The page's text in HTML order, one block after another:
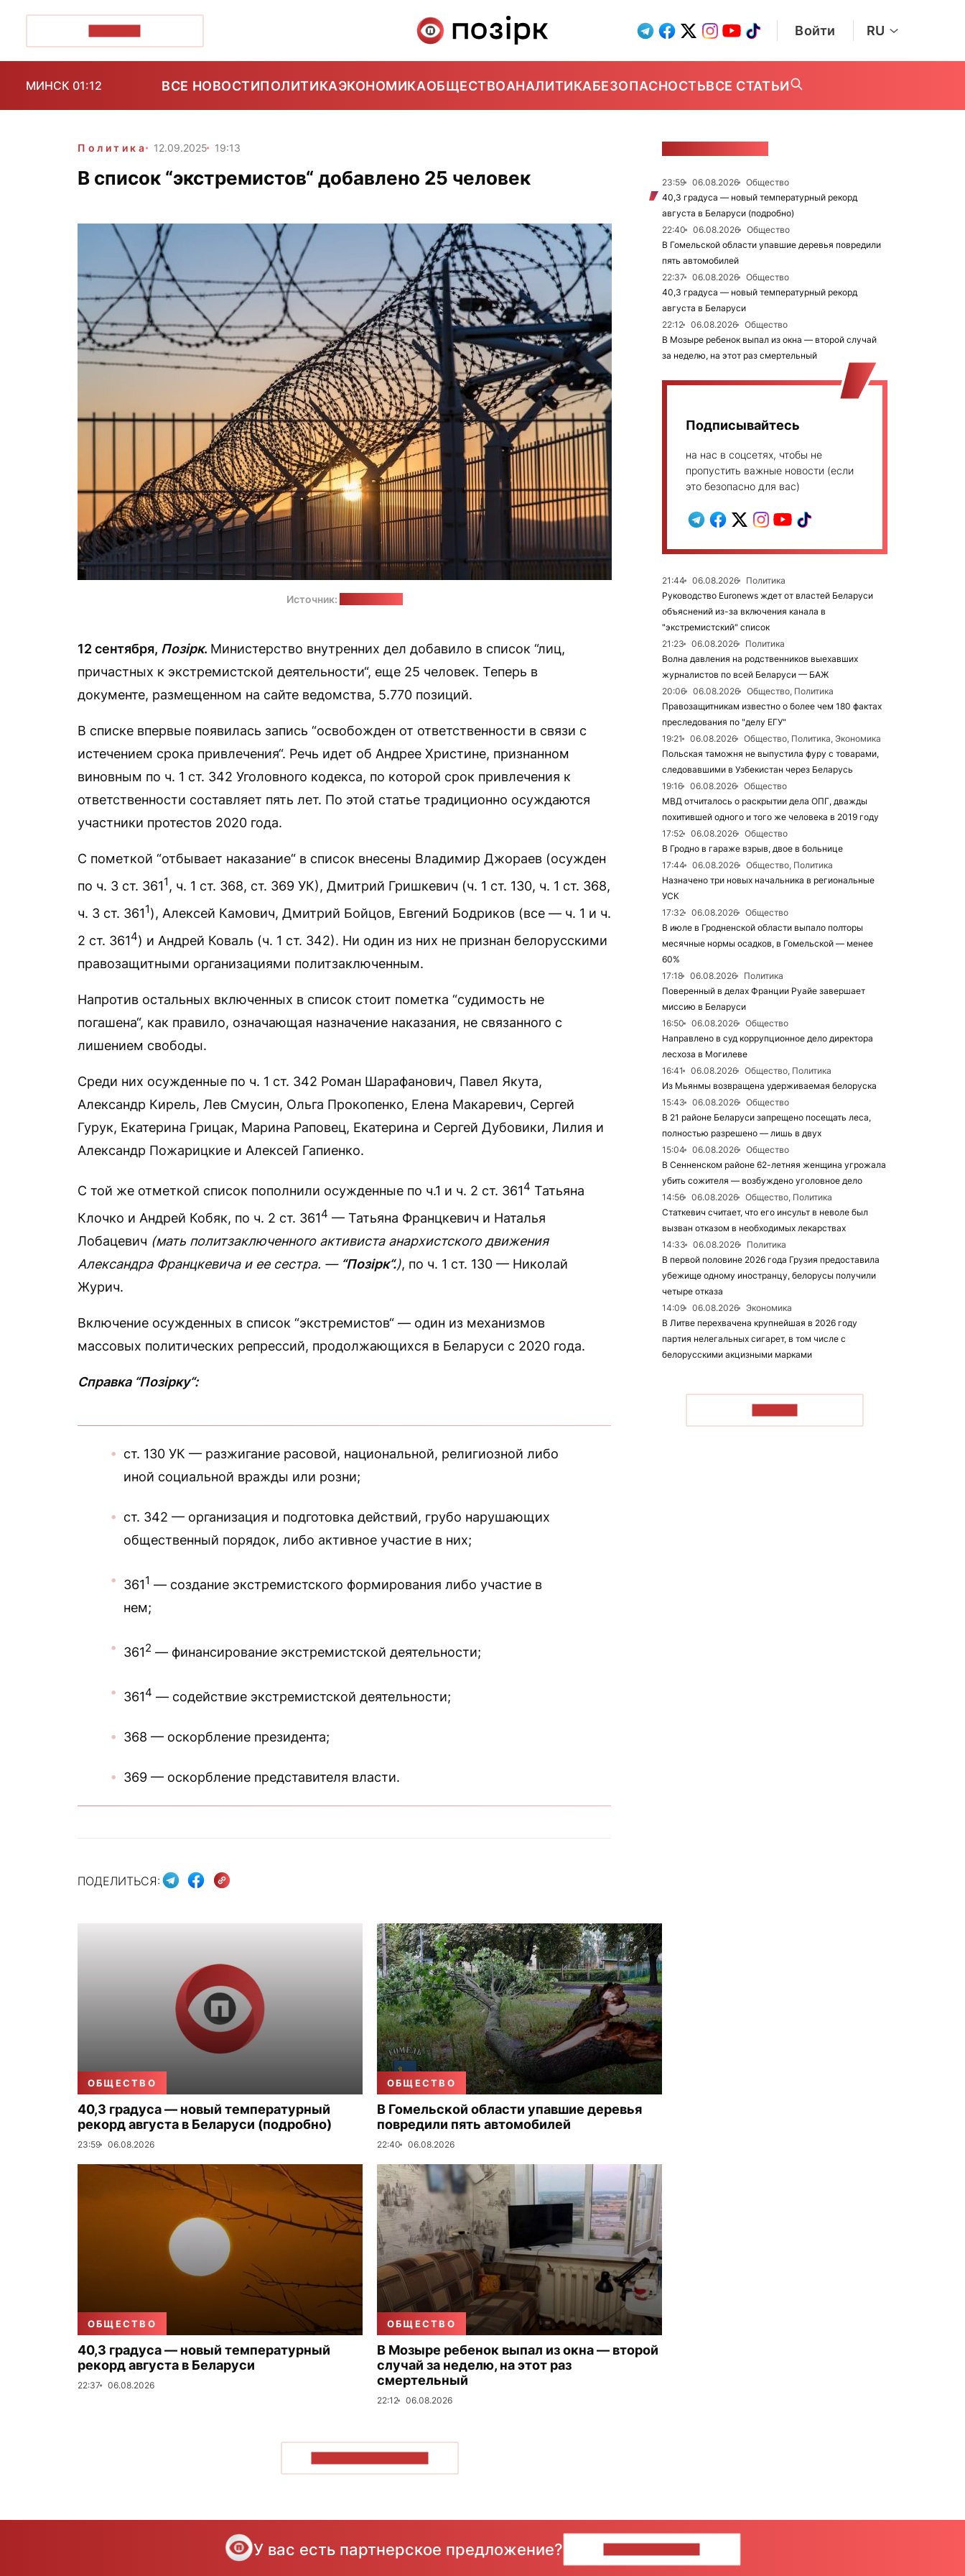
Войти RU
МИНСК 01:12 ВСЕ НОВОСТИПОЛИТИКАЭКОНОМИКАОБЩЕСТВОАНАЛИТИКАБЕЗОПАСНОСТЬВСЕ СТАТЬИ
Политика 12.09.2025 19:13
В список “экстремистов“ добавлено 25 человек
Источник:
12 сентября, Позірк. Министерство внутренних дел добавило в список “лиц,
причастных к экстремистской деятельности“, еще 25 человек. Теперь в
документе, размещенном на сайте ведомства, 5.770 позиций.
В списке впервые появилась запись “освобожден от ответственности в связи с
истечением срока привлечения“. Речь идет об Андрее Христине, признанном
виновным по ч. 1 ст. 342 Уголовного кодекса, по которой срок привлечения к
ответственности составляет пять лет. По этой статье традиционно осуждаются
участники протестов 2020 года.
С пометкой “отбывает наказание“ в список внесены Владимир Джораев (осужден
по ч. 3 ст. 3611 , ч. 1 ст. 368, ст. 369 УК), Дмитрий Гришкевич (ч. 1 ст. 130, ч. 1 ст. 368,
ч. 3 ст. 3611), Алексей Камович, Дмитрий Бойцов, Евгений Бодриков (все — ч. 1 и ч.
2 ст. 3614) и Андрей Коваль (ч. 1 ст. 342). Ни один из них не признан белорусскими
правозащитными организациями политзаключенным.
Напротив остальных включенных в список стоит пометка “судимость не
погашена“, как правило, означающая назначение наказания, не связанного с
лишением свободы.
Среди них осужденные по ч. 1 ст. 342 Роман Шарафанович, Павел Якута,
Александр Кирель, Лев Смусин, Ольга Прокопенко, Елена Макаревич, Сергей
Гурук, Екатерина Грицак, Марина Раповец, Екатерина и Сергей Дубовики, Лилия и
Александр Пожарицкие и Алексей Гапиенко.
С той же отметкой список пополнили осужденные по ч.1 и ч. 2 ст. 3614 Татьяна
Клочко и Андрей Кобяк, по ч. 2 ст. 3614 — Татьяна Францкевич и Наталья
Лобацевич (мать политзаключенного активиста анархистского движения
Александра Францкевича и ее сестра. — “Позірк“.), по ч. 1 ст. 130 — Николай
Журич.
Включение осужденных в список “экстремистов“ — один из механизмов
массовых политических репрессий, продолжающихся в Беларуси с 2020 года.
Справка “Позірку“:
ст. 130 УК — разжигание расовой, национальной, религиозной либо
иной социальной вражды или розни;
ст. 342 — организация и подготовка действий, грубо нарушающих
общественный порядок, либо активное участие в них;
3611 — создание экстремистского формирования либо участие в
нем;
3612 — финансирование экстремистской деятельности;
3614 — содействие экстремистской деятельности;
368 — оскорбление президента;
369 — оскорбление представителя власти.
ПОДЕЛИТЬСЯ:
ОБЩЕСТВО
40,3 градуса — новый температурный
рекорд августа в Беларуси (подробно)
23:59 06.08.2026
ОБЩЕСТВО
В Гомельской области упавшие деревья
повредили пять автомобилей
22:40 06.08.2026
ОБЩЕСТВО
40,3 градуса — новый температурный
рекорд августа в Беларуси
22:37 06.08.2026
ОБЩЕСТВО
В Мозыре ребенок выпал из окна — второй
случай за неделю, на этот раз
смертельный
22:12 06.08.2026
23:59 06.08.2026
Общество
40,3 градуса — новый температурный рекорд
августа в Беларуси (подробно)
22:40
06.08.2026
Общество
В Гомельской области упавшие деревья повредили
пять автомобилей
22:37
06.08.2026
Общество
40,3 градуса — новый температурный рекорд
августа в Беларуси
22:12
06.08.2026
Общество
В Мозыре ребенок выпал из окна — второй случай
за неделю, на этот раз смертельный
Подписывайтесь
на нас в соцсетях, чтобы не
пропустить важные новости (если
это безопасно для вас)
21:44 06.08.2026
Политика
Руководство Euronews ждет от властей Беларуси
объяснений из-за включения канала в
"экстремистский" список
21:23
06.08.2026
Политика
Волна давления на родственников выехавших
журналистов по всей Беларуси — БАЖ
20:06
06.08.2026
Общество, Политика
Правозащитникам известно о более чем 180 фактах
преследования по "делу ЕГУ"
19:21
06.08.2026
Общество, Политика, Экономика
Польская таможня не выпустила фуру с товарами,
следовавшими в Узбекистан через Беларусь
19:16
06.08.2026
Общество
МВД отчиталось о раскрытии дела ОПГ, дважды
похитившей одного и того же человека в 2019 году
17:52
06.08.2026
Общество
В Гродно в гараже взрыв, двое в больнице
17:44
06.08.2026
Общество, Политика
Назначено три новых начальника в региональные
УСК
17:32
06.08.2026
Общество
В июле в Гродненской области выпало полторы
месячные нормы осадков, в Гомельской — менее
60%
17:18
06.08.2026
Политика
Поверенный в делах Франции Руайе завершает
миссию в Беларуси
16:50
06.08.2026
Общество
Направлено в суд коррупционное дело директора
лесхоза в Могилеве
16:41
06.08.2026
Общество, Политика
Из Мьянмы возвращена удерживаемая белоруска
15:43
06.08.2026
Общество
В 21 районе Беларуси запрещено посещать леса,
полностью разрешено — лишь в двух
15:04
06.08.2026
Общество
В Сенненском районе 62-летняя женщина угрожала
убить сожителя — возбуждено уголовное дело
14:56
06.08.2026
Общество, Политика
Статкевич считает, что его инсульт в неволе был
вызван отказом в необходимых лекарствах
14:33
06.08.2026
Политика
В первой половине 2026 года Грузия предоставила
убежище одному иностранцу, белорусы получили
четыре отказа
14:09
06.08.2026
Экономика
В Литве перехвачена крупнейшая в 2026 году
партия нелегальных сигарет, в том числе с
белорусскими акцизными марками
У вас есть партнерское предложение?